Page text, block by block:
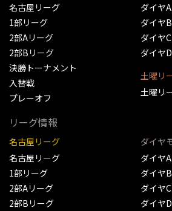
名古屋リーグ
1部リーグ
2部Aリーグ
2部Bリーグ
決勝トーナメント
入替戦
プレーオフ
ダイヤ
ダイヤ
ダイヤ
ダイヤ
土曜リ
土曜リ
リーグ情報
名古屋リーグ
名古屋リーグ
1部リーグ
2部Aリーグ
2部Bリーグ
ダイヤ
ダイヤ
ダイヤ
ダイヤ
ダイヤ